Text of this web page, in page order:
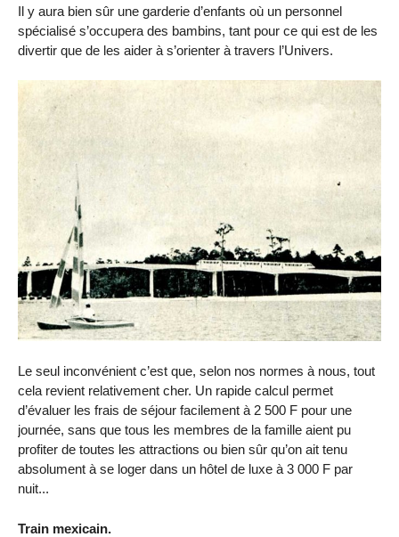
Il y aura bien sûr une garderie d’enfants où un personnel
spécialisé s’occupera des bambins, tant pour ce qui est de les
divertir que de les aider à s’orienter à travers l’Univers.
Le seul inconvénient c’est que, selon nos normes à nous, tout
cela revient relativement cher. Un rapide calcul permet
d’évaluer les frais de séjour facilement à 2 500 F pour une
journée, sans que tous les membres de la famille aient pu
profiter de toutes les attractions ou bien sûr qu’on ait tenu
absolument à se loger dans un hôtel de luxe à 3 000 F par
nuit...
Train mexicain.